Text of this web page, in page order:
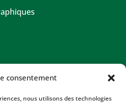
consentement
nous utilisons des technologies